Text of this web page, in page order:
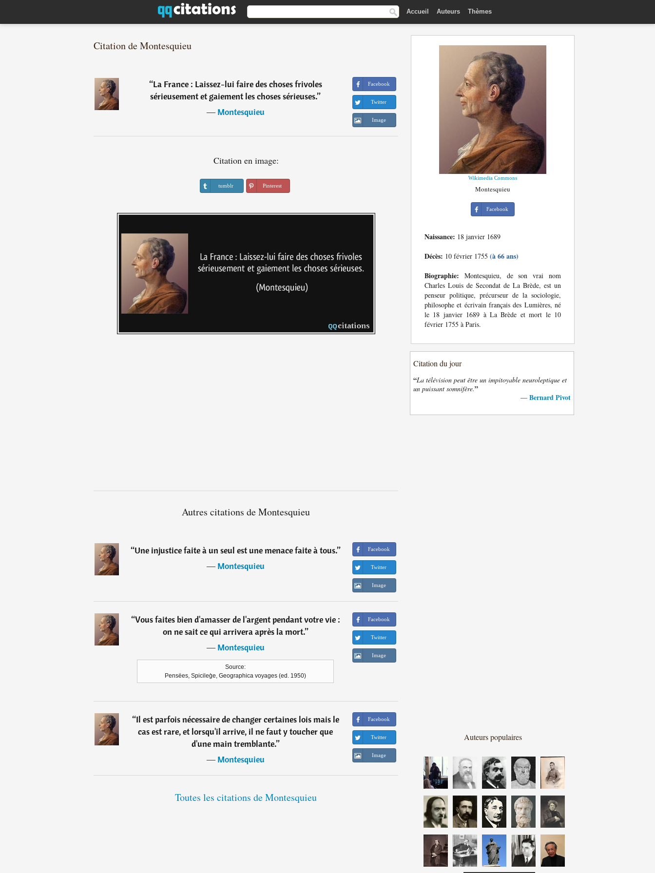
Accueil Auteurs Thèmes
Citation de Montesquieu
“La France : Laissez-lui faire des choses frivoles
sérieusement et gaiement les choses sérieuses.”
―Montesquieu
Facebook
Twitter
Image
Citation en image:
tumblr Pinterest
Autres citations de Montesquieu
“Une injustice faite à un seul est une menace faite à tous.”
―Montesquieu
Facebook
Twitter
Image
“Vous faites bien d'amasser de l'argent pendant votre vie :
on ne sait ce qui arrivera après la mort.”
―Montesquieu
Source:
Pensëes, Spicileg̀e, Geographica voyages (ed. 1950)
Facebook
Twitter
Image
“Il est parfois nécessaire de changer certaines lois mais le
cas est rare, et lorsqu'il arrive, il ne faut y toucher que
d'une main tremblante.”
―Montesquieu
Facebook
Twitter
Image
Toutes les citations de Montesquieu
Wikimedia Commons
Montesquieu
Facebook
Naissance: 18 janvier 1689
Décès: 10 février 1755 (à 66 ans)
Biographie: Montesquieu, de son vrai nom
Charles Louis de Secondat de La Brède, est un
penseur politique, précurseur de la sociologie,
philosophe et écrivain français des Lumières, né
le 18 janvier 1689 à La Brède et mort le 10
février 1755 à Paris.
Citation du jour
“La télévision peut être un impitoyable neuroleptique et
un puissant somnifère.”
— Bernard Pivot
Auteurs populaires